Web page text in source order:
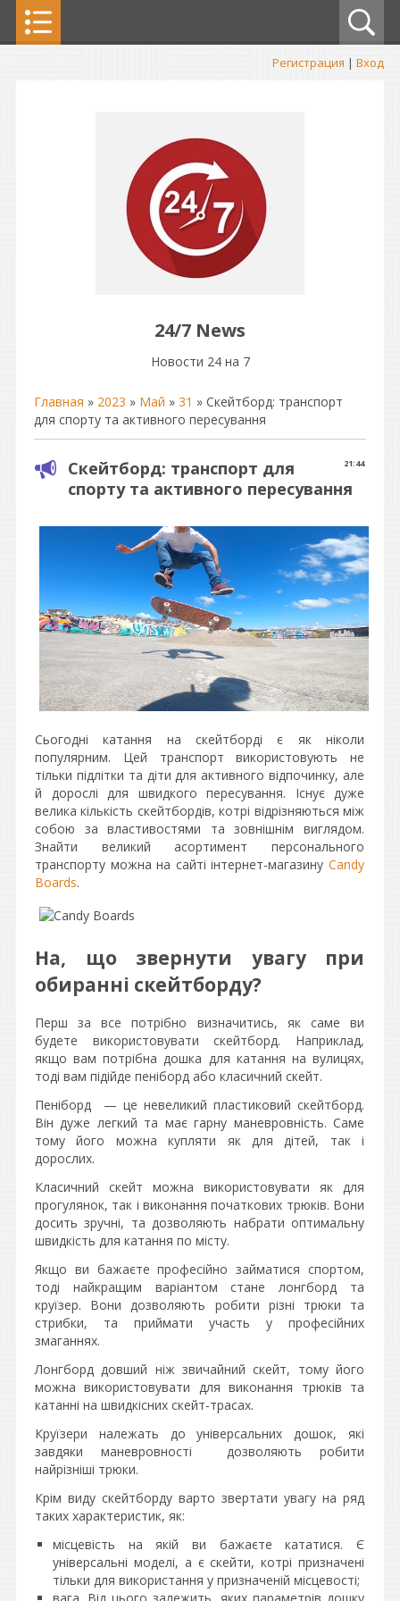
Регистрация | Вход
24/7 News
Новости 24 на 7
Главная » 2023 » Май » 31 » Скейтборд: транспорт
для спорту та активного пересування
21:44
Скейтборд: транспорт для
спорту та активного пересування
Сьогодні катання на скейтборді є як ніколи
популярним. Цей транспорт використовують не
тільки підлітки та діти для активного відпочинку, але
й дорослі для швидкого пересування. Існує дуже
велика кількість скейтбордів, котрі відрізняються між
собою за властивостями та зовнішнім виглядом.
Знайти великий асортимент персонального
транспорту можна на сайті інтернет-магазину Candy
Boards.
На, що звернути увагу при
обиранні скейтборду?
Перш за все потрібно визначитись, як саме ви
будете використовувати скейтборд. Наприклад,
якщо вам потрібна дошка для катання на вулицях,
тоді вам підійде пеніборд або класичний скейт.
Пеніборд — це невеликий пластиковий скейтборд.
Він дуже легкий та має гарну маневровність. Саме
тому його можна купляти як для дітей, так і
дорослих.
Класичний скейт можна використовувати як для
прогулянок, так і виконання початкових трюків. Вони
досить зручні, та дозволяють набрати оптимальну
швидкість для катання по місту.
Якщо ви бажаєте професійно займатися спортом,
тоді найкращим варіантом стане лонгборд та
круїзер. Вони дозволяють робити різні трюки та
стрибки, та приймати участь у професійних
змаганнях.
Лонгборд довший ніж звичайний скейт, тому його
можна використовувати для виконання трюків та
катанні на швидкісних скейт-трасах.
Круїзери належать до універсальних дошок, які
завдяки маневровності дозволяють робити
найрізніші трюки.
Крім виду скейтборду варто звертати увагу на ряд
таких характеристик, як:
місцевість на якій ви бажаєте кататися. Є
універсальні моделі, а є скейти, котрі призначені
тільки для використання у призначеній місцевості;